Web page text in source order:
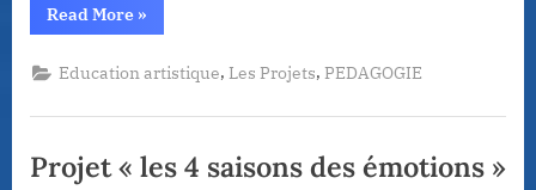
Read More“Une
histoire
James
Blond
»
Education artistique,Les Projets,PEDAGOGIE
Projet « les 4 saisons des émotions »